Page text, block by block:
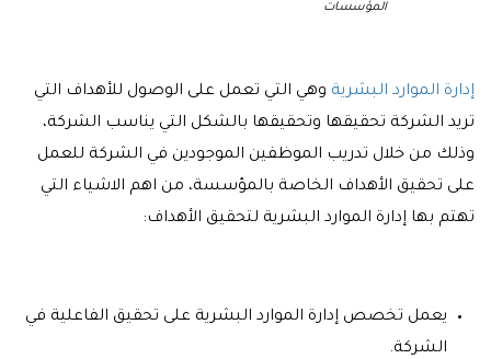
المؤسسات
إدارة الموارد البشرية وهي التي تعمل على الوصول للأهداف التي
تريد الشركة تحقيقها وتحقيقها بالشكل التي يناسب الشركة،
وذلك من خلال تدريب الموظفين الموجودين في الشركة للعمل
على تحقيق الأهداف الخاصة بالمؤسسة، من اهم الاشياء التي
تهتم بها إدارة الموارد البشرية لتحقيق الأهداف:
يعمل تخصص إدارة الموارد البشرية على تحقيق الفاعلية في
الشركة.